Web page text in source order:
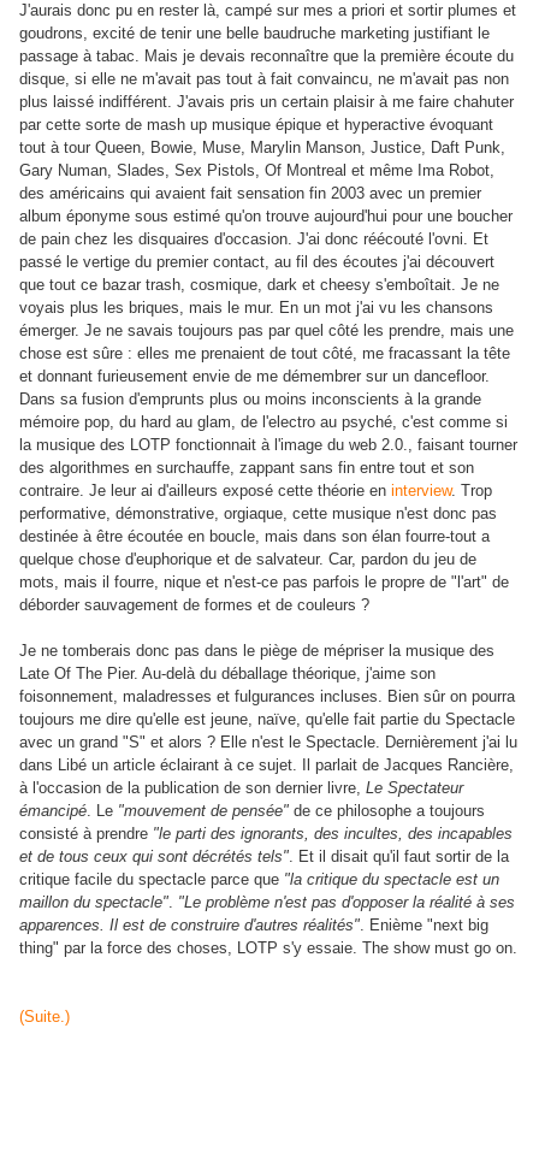
J'aurais donc pu en rester là, campé sur mes a priori et sortir plumes et
goudrons, excité de tenir une belle baudruche marketing justifiant le
passage à tabac. Mais je devais reconnaître que la première écoute du
disque, si elle ne m'avait pas tout à fait convaincu, ne m'avait pas non
plus laissé indifférent. J'avais pris un certain plaisir à me faire chahuter
par cette sorte de mash up musique épique et hyperactive évoquant
tout à tour Queen, Bowie, Muse, Marylin Manson, Justice, Daft Punk,
Gary Numan, Slades, Sex Pistols, Of Montreal et même Ima Robot,
des américains qui avaient fait sensation fin 2003 avec un premier
album éponyme sous estimé qu'on trouve aujourd'hui pour une boucher
de pain chez les disquaires d'occasion. J'ai donc réécouté l'ovni. Et
passé le vertige du premier contact, au fil des écoutes j'ai découvert
que tout ce bazar trash, cosmique, dark et cheesy s'emboîtait. Je ne
voyais plus les briques, mais le mur. En un mot j'ai vu les chansons
émerger. Je ne savais toujours pas par quel côté les prendre, mais une
chose est sûre : elles me prenaient de tout côté, me fracassant la tête
et donnant furieusement envie de me démembrer sur un dancefloor.
Dans sa fusion d'emprunts plus ou moins inconscients à la grande
mémoire pop, du hard au glam, de l'electro au psyché, c'est comme si
la musique des LOTP fonctionnait à l'image du web 2.0., faisant tourner
des algorithmes en surchauffe, zappant sans fin entre tout et son
contraire. Je leur ai d'ailleurs exposé cette théorie en interview. Trop
performative, démonstrative, orgiaque, cette musique n'est donc pas
destinée à être écoutée en boucle, mais dans son élan fourre-tout a
quelque chose d'euphorique et de salvateur. Car, pardon du jeu de
mots, mais il fourre, nique et n'est-ce pas parfois le propre de "l'art" de
déborder sauvagement de formes et de couleurs ?
Je ne tomberais donc pas dans le piège de mépriser la musique des
Late Of The Pier. Au-delà du déballage théorique, j'aime son
foisonnement, maladresses et fulgurances incluses. Bien sûr on pourra
toujours me dire qu'elle est jeune, naïve, qu'elle fait partie du Spectacle
avec un grand "S" et alors ? Elle n'est le Spectacle. Dernièrement j'ai lu
dans Libé un article éclairant à ce sujet. Il parlait de Jacques Rancière,
à l'occasion de la publication de son dernier livre, Le Spectateur
émancipé. Le "mouvement de pensée" de ce philosophe a toujours
consisté à prendre "le parti des ignorants, des incultes, des incapables
et de tous ceux qui sont décrétés tels". Et il disait qu'il faut sortir de la
critique facile du spectacle parce que "la critique du spectacle est un
maillon du spectacle". "Le problème n'est pas d'opposer la réalité à ses
apparences. Il est de construire d'autres réalités". Enième "next big
thing" par la force des choses, LOTP s'y essaie. The show must go on.
(Suite.)